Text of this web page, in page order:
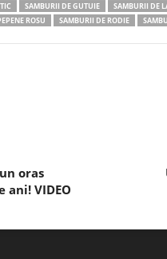
SAMBURII DE GUTUIE SAMBURII DE
ROSU SAMBURII DE RODIE
oras
ani! VIDEO